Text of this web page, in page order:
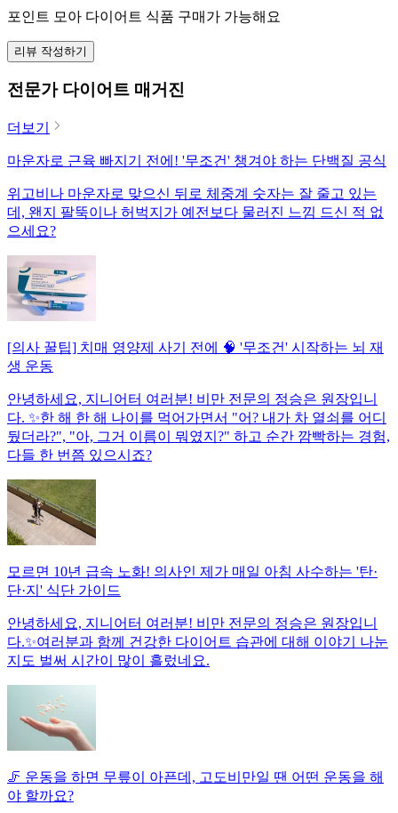
포인트 모아 다이어트 식품 구매가 가능해요
리뷰 작성하기
전문가 다이어트 매거진
더보기
마운자로 근육 빠지기 전에! '무조건' 챙겨야 하는 단백질 공식
위고비나 마운자로 맞으신 뒤로 체중계 숫자는 잘 줄고 있는
데, 왠지 팔뚝이나 허벅지가 예전보다 물러진 느낌 드신 적 없
으세요?
[의사 꿀팁] 치매 영양제 사기 전에 🧠 '무조건' 시작하는 뇌 재
생 운동
안녕하세요, 지니어터 여러분! 비만 전문의 정승은 원장입니
다. ✨한 해 한 해 나이를 먹어가면서 "어? 내가 차 열쇠를 어디
뒀더라?", "아, 그거 이름이 뭐였지?" 하고 순간 깜빡하는 경험,
다들 한 번쯤 있으시죠?
모르면 10년 급속 노화! 의사인 제가 매일 아침 사수하는 '탄·
단·지' 식단 가이드
안녕하세요, 지니어터 여러분! 비만 전문의 정승은 원장입니
다.✨여러분과 함께 건강한 다이어트 습관에 대해 이야기 나눈
지도 벌써 시간이 많이 흘렀네요.
🦵 운동을 하면 무릎이 아픈데, 고도비만일 땐 어떤 운동을 해
야 할까요?